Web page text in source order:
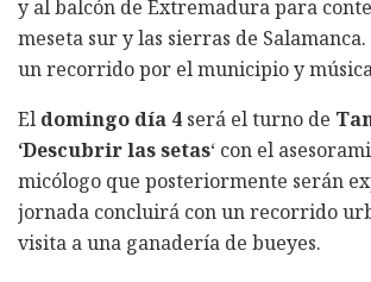
y al balcón de Extremadura para
meseta sur y las sierras de
un recorrido por el municipio y
El domingo día 4 será el turno de
‘Descubrir las setas‘ con el
micólogo que posteriormente serán
jornada concluirá con un recorrido
visita a una ganadería de bueyes.